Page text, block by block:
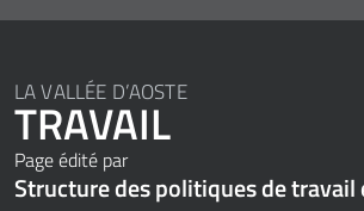
LA VALLÉE D’AOSTE
TRAVAIL
Page édité par
Structure des politiques de